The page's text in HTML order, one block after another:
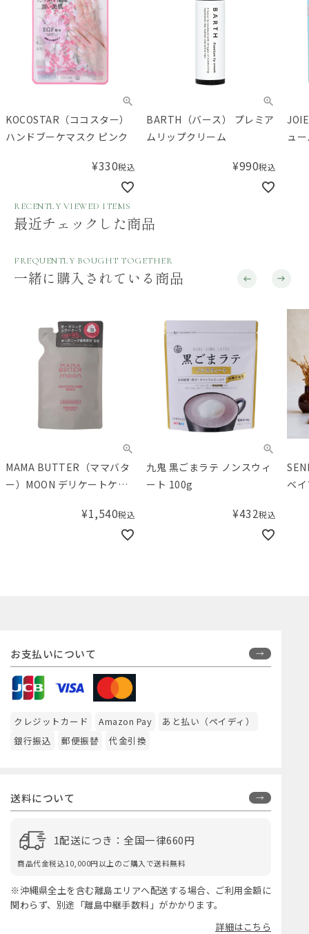
BARTH（バース） プレミア
ムリップクリーム
¥990税込
JOIE CELLULE（ジョワセリ
ュール） フェイスマスク エ
¥396税込
マ
(機
RECENTLY VIEWED ITEMS
最近チェックした商品
FREQUENTLY BOUGHT TOGETHER
一緒に購入されている商品
九鬼 黒ごまラテ ノンスウィ
ート 100g
¥432税込
SENBEI BROTHERS（セン
ベイブラザーズ） 煎餅/せん
468税込
シ
お支払いについて
クレジットカード Amazon Pay
あと払い（ペイディ）
銀行振込
郵便振替 代金引換
送料について
1配送につき：全国一律660円
商品代金税込10,000円以上のご購入で送料無料
※沖縄県全土を含む離島エリアへ配送する場合、ご利用金額に
関わらず、別途「離島中継手数料」がかかります。
詳細はこちら